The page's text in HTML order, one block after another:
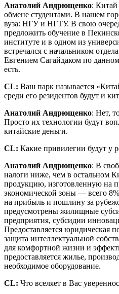
Анатолий Андрющенко: Китай
обмене студентами. В нашем
вуза: НГУ и НГТУ. В свою
предложить обучение в
институте и в одном из
встречался с начальником
Евгением Сагайдаком по
есть.
CL: Ваш парк называется
среди его резидентов будут и
Анатолий Андрющенко: Нет,
Просто их технологии будут
китайские деньги.
CL: Какие привилегии будут у
Анатолий Андрющенко: В
налоги ниже, чем в остальном
продукцию, изготовленную на
экономической зоны ― всего
на прибыль и пошлину за
предусмотрены жилищные
предприятия, субсидии
Предоставляется юридическая
защита интеллектуальной
для комфортной жизни и
предоставляется жилье,
необходимое оборудование.
CL: Что вселяет в Вас